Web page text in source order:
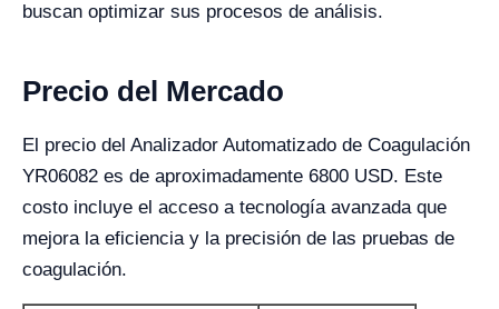
buscan optimizar sus procesos de análisis.
Precio del Mercado
El precio del Analizador Automatizado de Coagulación
YR06082 es de aproximadamente 6800 USD. Este
costo incluye el acceso a tecnología avanzada que
mejora la eficiencia y la precisión de las pruebas de
coagulación.